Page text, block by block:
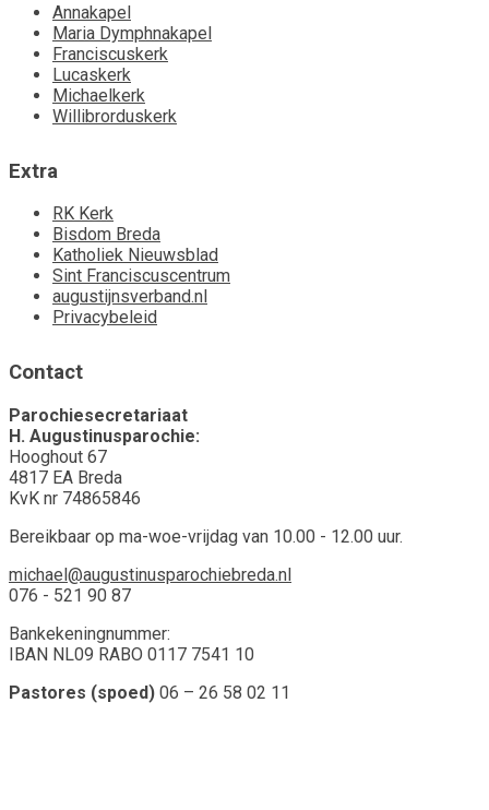
Annakapel
Maria Dymphnakapel
Franciscuskerk
Lucaskerk
Michaelkerk
Willibrorduskerk
Extra
RK Kerk
Bisdom Breda
Katholiek Nieuwsblad
Sint Franciscuscentrum
augustijnsverband.nl
Privacybeleid
Contact
Parochiesecretariaat
H. Augustinusparochie:
Hooghout 67
4817 EA Breda
KvK nr 74865846
Bereikbaar op ma-woe-vrijdag van 10.00 - 12.00 uur.
michael@augustinusparochiebreda.nl
076 - 521 90 87
Bankekeningnummer:
IBAN NL09 RABO 0117 7541 10
Pastores (spoed) 06 – 26 58 02 11